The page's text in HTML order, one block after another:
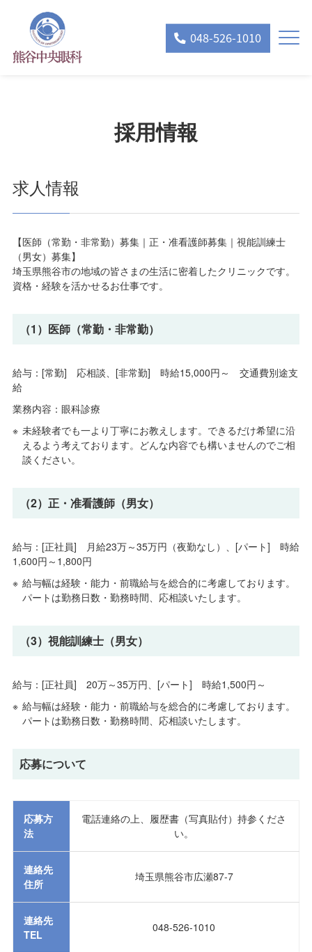
048-526-1010
採用情報
求人情報
【医師（常勤・非常勤）募集｜正・准看護師募集｜視能訓練士
（男女）募集】
埼玉県熊谷市の地域の皆さまの生活に密着したクリニックです。
資格・経験を活かせるお仕事です。
（1）医師（常勤・非常勤）
給与：[常勤] 応相談、[非常勤] 時給15,000円～ 交通費別途支
給
業務内容：眼科診療
未経験者でも一より丁寧にお教えします。できるだけ希望に沿
えるよう考えております。どんな内容でも構いませんのでご相
談ください。
（2）正・准看護師（男女）
給与：[正社員] 月給23万～35万円（夜勤なし）、[パート] 時給
1,600円～1,800円
給与幅は経験・能力・前職給与を総合的に考慮しております。
パートは勤務日数・勤務時間、応相談いたします。
（3）視能訓練士（男女）
給与：[正社員] 20万～35万円、[パート] 時給1,500円～
給与幅は経験・能力・前職給与を総合的に考慮しております。
パートは勤務日数・勤務時間、応相談いたします。
応募について
応募方
法
電話連絡の上、履歴書（写真貼付）持参くださ
い。
連絡先
住所
埼玉県熊谷市広瀬87-7
連絡先
TEL
048-526-1010